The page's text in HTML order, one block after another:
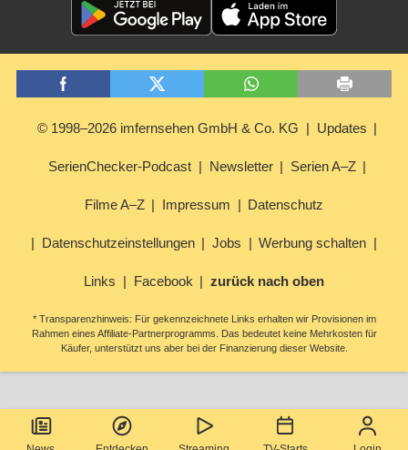
© 1998–2026 imfernsehen GmbH & Co. KG Updates
SerienChecker-Podcast Newsletter Serien A–Z
Filme A–Z Impressum Datenschutz
Datenschutzeinstellungen Jobs Werbung schalten
Links Facebook zurück nach oben
* Transparenzhinweis: Für gekennzeichnete Links erhalten wir Provisionen im
Rahmen eines Affiliate-Partnerprogramms. Das bedeutet keine Mehrkosten für
Käufer, unterstützt uns aber bei der Finanzierung dieser Website.